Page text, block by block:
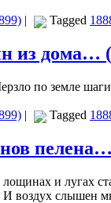
| Tagged
из дома…
по земле
| Tagged
и лугах
воздух слышен